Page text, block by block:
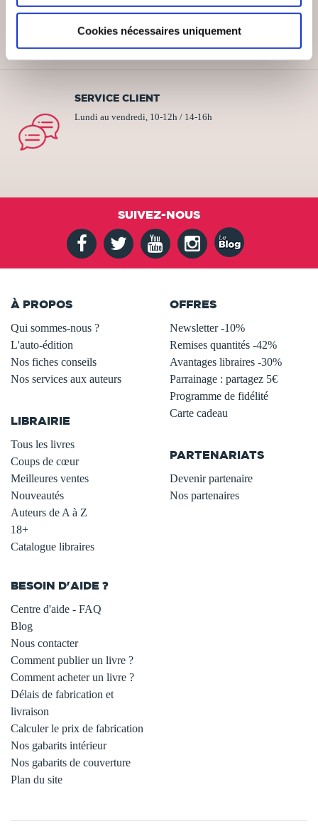
Cookies nécessaires uniquement
Remises quantités jusqu'à -42%
SERVICE CLIENT
Lundi au vendredi, 10-12h / 14-16h
SUIVEZ-NOUS
À PROPOS
Qui sommes-nous ?
L'auto-édition
Nos fiches conseils
Nos services aux auteurs
LIBRAIRIE
Tous les livres
Coups de cœur
Meilleures ventes
Nouveautés
Auteurs de A à Z
18+
Catalogue libraires
OFFRES
Newsletter -10%
Remises quantités -42%
Avantages libraires -30%
Parrainage : partagez 5€
Programme de fidélité
Carte cadeau
PARTENARIATS
Devenir partenaire
Nos partenaires
BESOIN D'AIDE ?
Centre d'aide - FAQ
Blog
Nous contacter
Comment publier un livre ?
Comment acheter un livre ?
Délais de fabrication et
livraison
Calculer le prix de fabrication
Nos gabarits intérieur
Nos gabarits de couverture
Plan du site